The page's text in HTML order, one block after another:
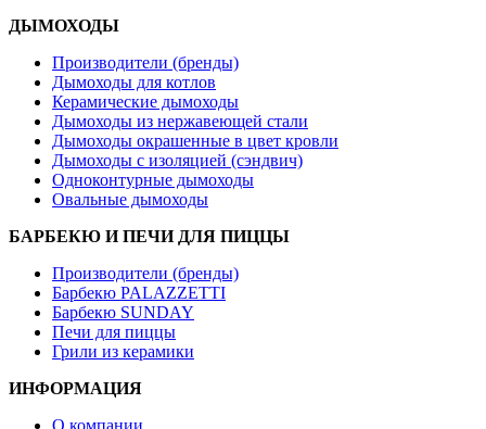
ДЫМОХОДЫ
Производители (бренды)
Дымоходы для котлов
Керамические дымоходы
Дымоходы из нержавеющей стали
Дымоходы окрашенные в цвет кровли
Дымоходы с изоляцией (сэндвич)
Одноконтурные дымоходы
Овальные дымоходы
БАРБЕКЮ И ПЕЧИ ДЛЯ ПИЦЦЫ
Производители (бренды)
Барбекю PALAZZETTI
Барбекю SUNDAY
Печи для пиццы
Грили из керамики
ИНФОРМАЦИЯ